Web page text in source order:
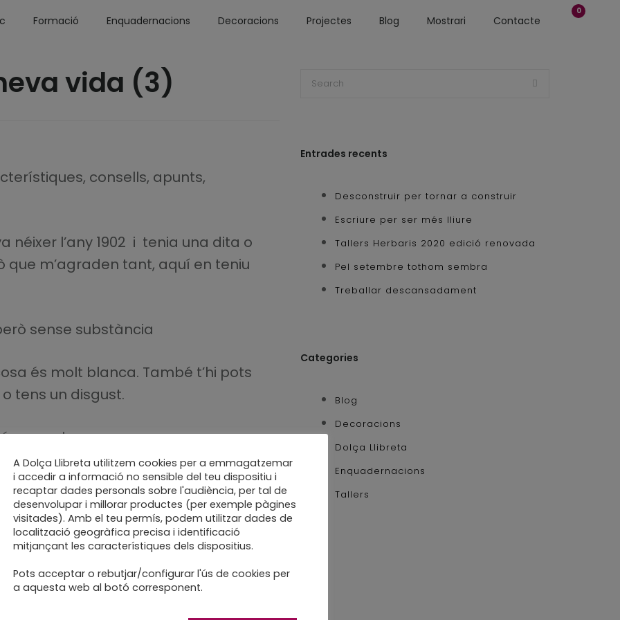
0
Formació Enquadernacions Decoracions Projectes Blog Mostrari Contacte
vida (3)
consells, apunts,
néixer l’any 1902 i tenia una dita o
m’agraden tant, aquí en teniu
sense substància
és molt blanca. També t’hi pots
tens un disgust.
cap valor
una cosa és molt prima o de nyigui-
Entrades recents
Desconstruir per tornar a construir
Escriure per ser més lliure
Tallers Herbaris 2020 edició renovada
Pel setembre tothom sembra
Treballar descansadament
Categories
Blog
Decoracions
Dolça Llibreta
Enquadernacions
Tallers
A Dolça Llibreta utilitzem cookies per a emmagatzemar
i accedir a informació no sensible del teu dispositiu i
recaptar dades personals sobre l'audiència, per tal de
desenvolupar i millorar productes (per exemple pàgines
visitades). Amb el teu permís, podem utilitzar dades de
localització geogràfica precisa i identificació
mitjançant les característiques dels dispositius.
Pots acceptar o rebutjar/configurar l'ús de cookies per
a aquesta web al botó corresponent.